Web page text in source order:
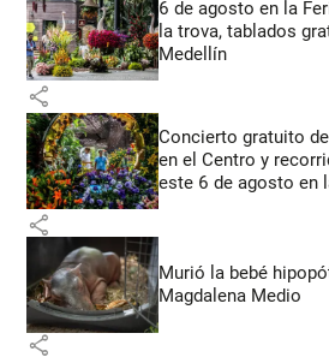
6 de agosto en la
la trova, tablados
Medellín
share
Concierto gratuito
en el Centro y
este 6 de agosto en
share
Murió la bebé
Magdalena Medio
share